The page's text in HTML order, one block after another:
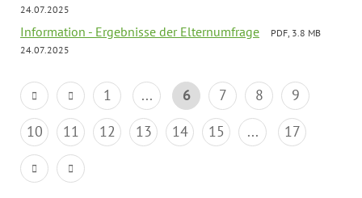
24.07.2025
Information - Ergebnisse der Elternumfrage
PDF, 3.8 MB
24.07.2025
1 ... 6 7 8
9
10
11 12 13 14 15 ... 17